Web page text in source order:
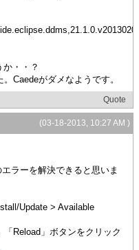
・・？
Caedeがダメなようです。
Quote
(03-18-2013, 10:27 AM )
ラーを解決できると思いま
Update > Available
Reload」ボタンをクリック